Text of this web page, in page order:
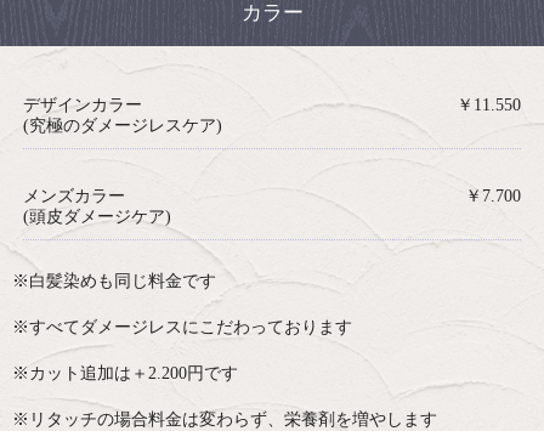
カラー
デザインカラー
(究極のダメージレスケア)
￥11.550
メンズカラー
(頭皮ダメージケア)
￥7.700
※白髪染めも同じ料金です
※すべてダメージレスにこだわっております
※カット追加は＋2.200円です
※リタッチの場合料金は変わらず、栄養剤を増やします